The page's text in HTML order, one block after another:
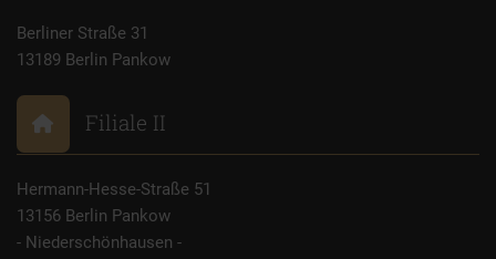
Berliner Straße 31
13189 Berlin Pankow
Filiale II
Hermann-Hesse-Straße 51
13156 Berlin Pankow
- Niederschönhausen -